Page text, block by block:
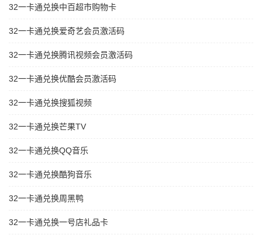
32一卡通兑换中百超市购物卡
32一卡通兑换爱奇艺会员激活码
32一卡通兑换腾讯视频会员激活码
32一卡通兑换优酷会员激活码
32一卡通兑换搜狐视频
32一卡通兑换芒果TV
32一卡通兑换QQ音乐
32一卡通兑换酷狗音乐
32一卡通兑换周黑鸭
32一卡通兑换一号店礼品卡